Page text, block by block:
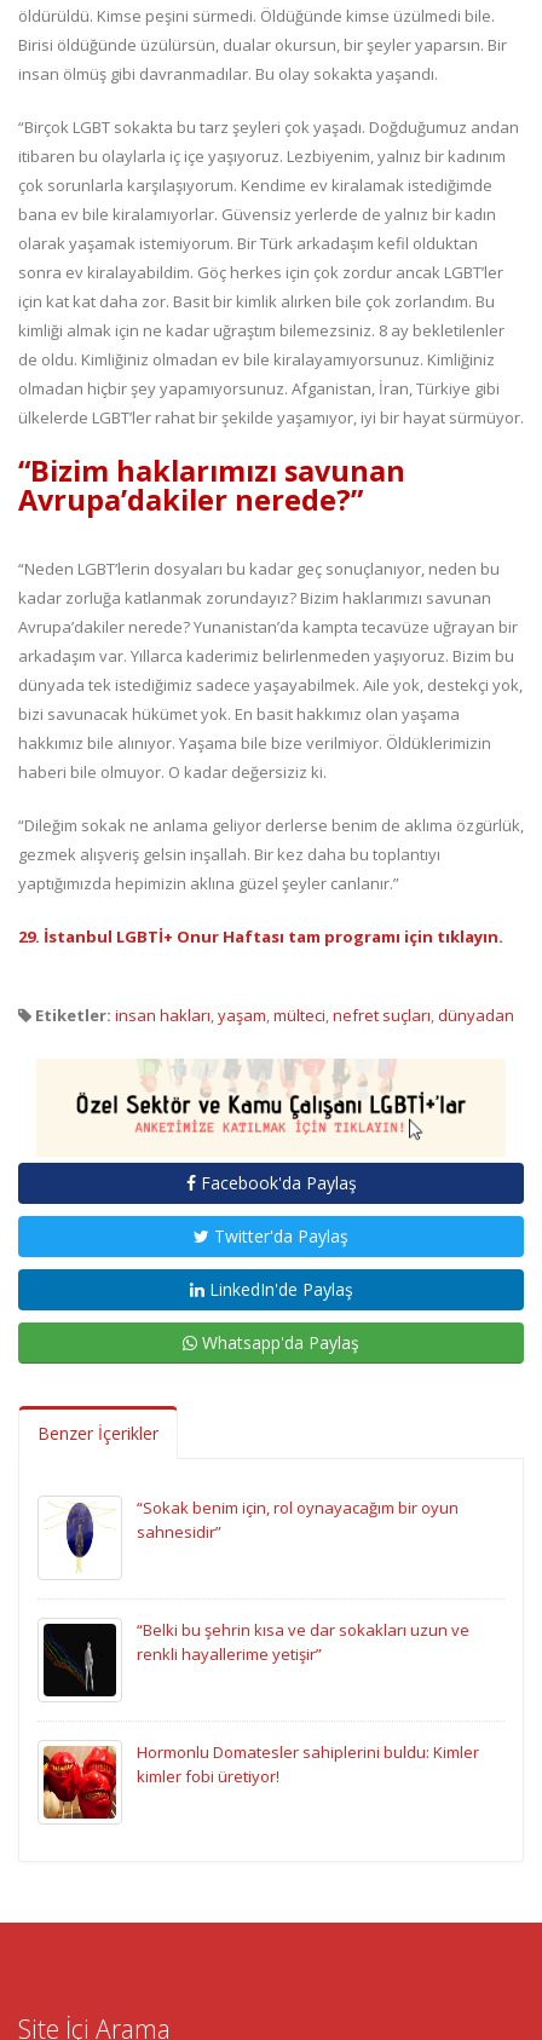
öldürüldü. Kimse peşini sürmedi. Öldüğünde kimse üzülmedi bile.
Birisi öldüğünde üzülürsün, dualar okursun, bir şeyler yaparsın. Bir
insan ölmüş gibi davranmadılar. Bu olay sokakta yaşandı.
“Birçok LGBT sokakta bu tarz şeyleri çok yaşadı. Doğduğumuz andan
itibaren bu olaylarla iç içe yaşıyoruz. Lezbiyenim, yalnız bir kadınım
çok sorunlarla karşılaşıyorum. Kendime ev kiralamak istediğimde
bana ev bile kiralamıyorlar. Güvensiz yerlerde de yalnız bir kadın
olarak yaşamak istemiyorum. Bir Türk arkadaşım kefil olduktan
sonra ev kiralayabildim. Göç herkes için çok zordur ancak LGBT’ler
için kat kat daha zor. Basit bir kimlik alırken bile çok zorlandım. Bu
kimliği almak için ne kadar uğraştım bilemezsiniz. 8 ay bekletilenler
de oldu. Kimliğiniz olmadan ev bile kiralayamıyorsunuz. Kimliğiniz
olmadan hiçbir şey yapamıyorsunuz. Afganistan, İran, Türkiye gibi
ülkelerde LGBT’ler rahat bir şekilde yaşamıyor, iyi bir hayat sürmüyor.
“Bizim haklarımızı savunan
Avrupa’dakiler nerede?”
“Neden LGBT’lerin dosyaları bu kadar geç sonuçlanıyor, neden bu
kadar zorluğa katlanmak zorundayız? Bizim haklarımızı savunan
Avrupa’dakiler nerede? Yunanistan’da kampta tecavüze uğrayan bir
arkadaşım var. Yıllarca kaderimiz belirlenmeden yaşıyoruz. Bizim bu
dünyada tek istediğimiz sadece yaşayabilmek. Aile yok, destekçi yok,
bizi savunacak hükümet yok. En basit hakkımız olan yaşama
hakkımız bile alınıyor. Yaşama bile bize verilmiyor. Öldüklerimizin
haberi bile olmuyor. O kadar değersiziz ki.
“Dileğim sokak ne anlama geliyor derlerse benim de aklıma özgürlük,
gezmek alışveriş gelsin inşallah. Bir kez daha bu toplantıyı
yaptığımızda hepimizin aklına güzel şeyler canlanır.”
29. İstanbul LGBTİ+ Onur Haftası tam programı için tıklayın.
Etiketler: insan hakları,yaşam,mülteci,nefret suçları,dünyadan
Facebook'da Paylaş
Twitter'da Paylaş
LinkedIn'de Paylaş
Whatsapp'da Paylaş
Benzer İçerikler
“Sokak benim için, rol oynayacağım bir oyun
sahnesidir”
“Belki bu şehrin kısa ve dar sokakları uzun ve
renkli hayallerime yetişir”
Hormonlu Domatesler sahiplerini buldu: Kimler
kimler fobi üretiyor!
Site İçi Arama